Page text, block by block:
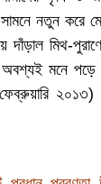
সামনে নতুন করে
মিথ-
মনে পড়ে
ফেব্রুয়ারি